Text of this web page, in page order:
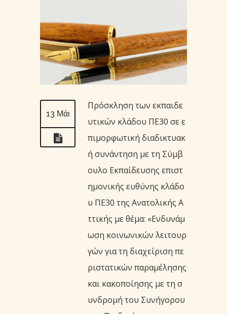
13 Μάι
Πρόσκληση των εκπαιδε
υτικών κλάδου ΠΕ30 σε ε
πιμορφωτική διαδικτυακ
ή συνάντηση με τη Σύμβ
ουλο Εκπαίδευσης επιστ
ημονικής ευθύνης κλάδο
υ ΠΕ30 της Ανατολικής Α
ττικής με θέμα: «Ενδυνάμ
ωση κοινωνικών λειτουρ
γών για τη διαχείριση πε
ριστατικών παραμέλησης
και κακοποίησης με τη σ
υνδρομή του Συνήγορου